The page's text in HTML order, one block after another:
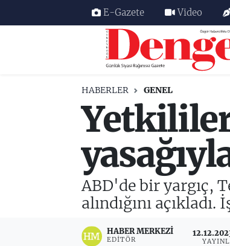
E-Gazete Video
HABERLER GENEL
ABD'de bir yargıç,
alındığını
HABER MERKEZI
EDITÖR
Nöbetçi Eczaneler
Trafik Durumu
Süper Lig Puan Durumu ve Fikstür
Tüm Manşetler
Son Dakika Haberleri
Haber Arşivi